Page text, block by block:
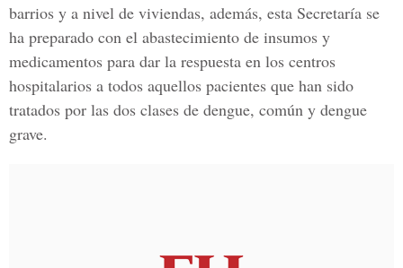
barrios y a nivel de viviendas, además, esta Secretaría se
ha preparado con el abastecimiento de insumos y
medicamentos para dar la respuesta en los centros
hospitalarios a todos aquellos pacientes que han sido
tratados por las dos clases de dengue, común y dengue
grave.